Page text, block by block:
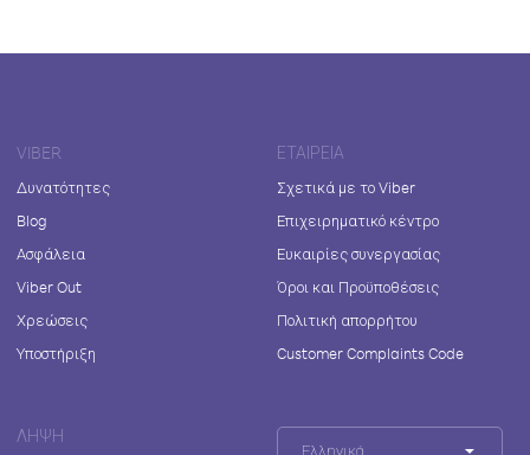
VIBER
Δυνατότητες
Blog
Ασφάλεια
Viber Out
Χρεώσεις
Υποστήριξη
ΕΤΑΙΡΕΊΑ
Σχετικά με το Viber
Επιχειρηματικό κέντρο
Ευκαιρίες συνεργασίας
Όροι και Προϋποθέσεις
Πολιτική απορρήτου
Customer Complaints Code
ΛΉΨΗ
Ελληνικά